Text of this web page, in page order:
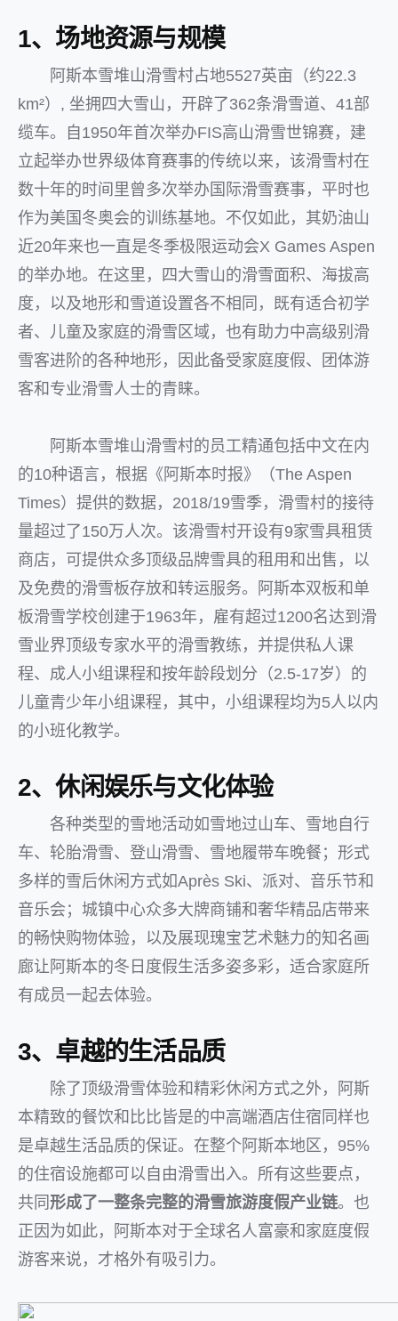
1、场地资源与规模
阿斯本雪堆山滑雪村占地5527英亩（约22.3
km²）, 坐拥四大雪山，开辟了362条滑雪道、41部
缆车。自1950年首次举办FIS高山滑雪世锦赛，建
立起举办世界级体育赛事的传统以来，该滑雪村在
数十年的时间里曾多次举办国际滑雪赛事，平时也
作为美国冬奥会的训练基地。不仅如此，其奶油山
近20年来也一直是冬季极限运动会X Games Aspen
的举办地。在这里，四大雪山的滑雪面积、海拔高
度，以及地形和雪道设置各不相同，既有适合初学
者、儿童及家庭的滑雪区域，也有助力中高级别滑
雪客进阶的各种地形，因此备受家庭度假、团体游
客和专业滑雪人士的青睐。
阿斯本雪堆山滑雪村的员工精通包括中文在内
的10种语言，根据《阿斯本时报》（The Aspen
Times）提供的数据，2018/19雪季，滑雪村的接待
量超过了150万人次。该滑雪村开设有9家雪具租赁
商店，可提供众多顶级品牌雪具的租用和出售，以
及免费的滑雪板存放和转运服务。阿斯本双板和单
板滑雪学校创建于1963年，雇有超过1200名达到滑
雪业界顶级专家水平的滑雪教练，并提供私人课
程、成人小组课程和按年龄段划分（2.5-17岁）的
儿童青少年小组课程，其中，小组课程均为5人以内
的小班化教学。
2、休闲娱乐与文化体验
各种类型的雪地活动如雪地过山车、雪地自行
车、轮胎滑雪、登山滑雪、雪地履带车晚餐；形式
多样的雪后休闲方式如Après Ski、派对、音乐节和
音乐会；城镇中心众多大牌商铺和奢华精品店带来
的畅快购物体验，以及展现瑰宝艺术魅力的知名画
廊让阿斯本的冬日度假生活多姿多彩，适合家庭所
有成员一起去体验。
3、卓越的生活品质
除了顶级滑雪体验和精彩休闲方式之外，阿斯
本精致的餐饮和比比皆是的中高端酒店住宿同样也
是卓越生活品质的保证。在整个阿斯本地区，95%
的住宿设施都可以自由滑雪出入。所有这些要点，
共同 形成了一整条完整的滑雪旅游度假产业链。也
正因为如此，阿斯本对于全球名人富豪和家庭度假
游客来说，才格外有吸引力。